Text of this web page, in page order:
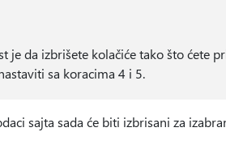
je da izbrišete kolačiće tako što ćete
sa koracima 4 i 5.
sajta sada će biti izbrisani za